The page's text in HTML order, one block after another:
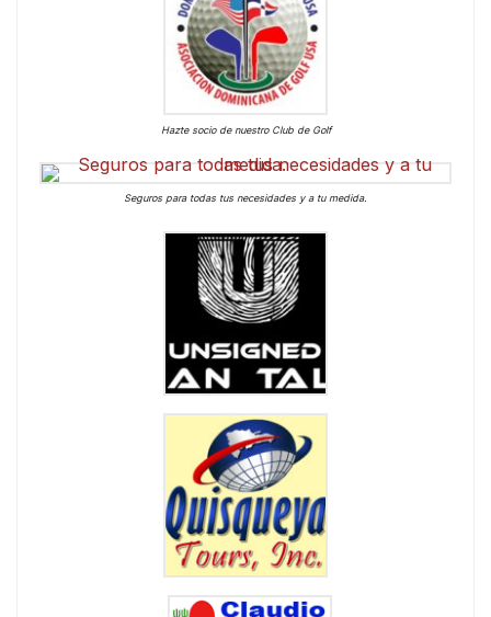
Hazte socio de nuestro Club de Golf
Seguros para todas tus necesidades y a tu medida.